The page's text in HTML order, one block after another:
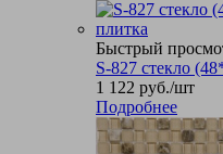
Быстрый
S-827 стекло
1 122 руб./шт
Подробнее